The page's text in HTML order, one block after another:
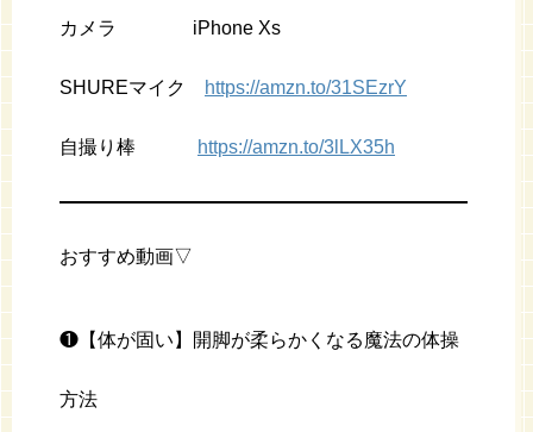
カメラ iPhone Xs
SHUREマイク https://amzn.to/31SEzrY
自撮り棒 https://amzn.to/3lLX35h
おすすめ動画▽
❶【体が固い】開脚が柔らかくなる魔法の体操
方法